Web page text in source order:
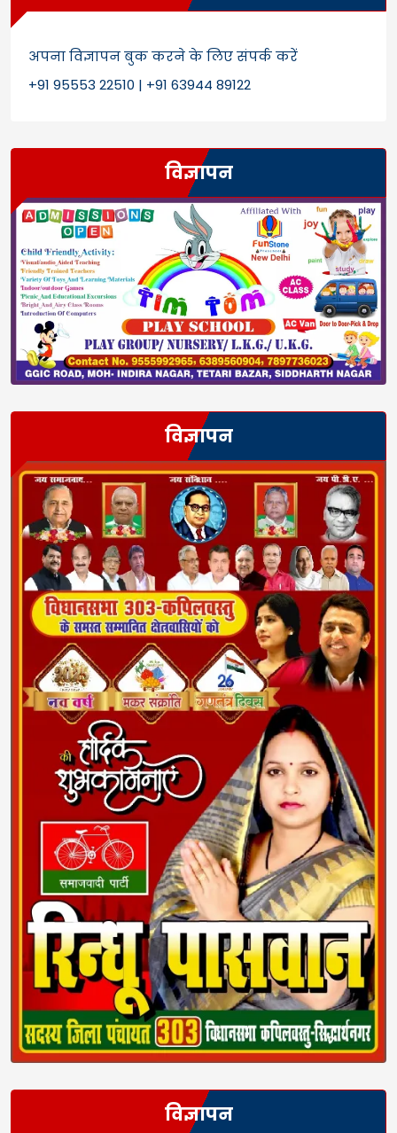
अपना विज्ञापन बुक करने के लिए संपर्क करें
+91 95553 22510 | +91 63944 89122
विज्ञापन
विज्ञापन
विज्ञापन